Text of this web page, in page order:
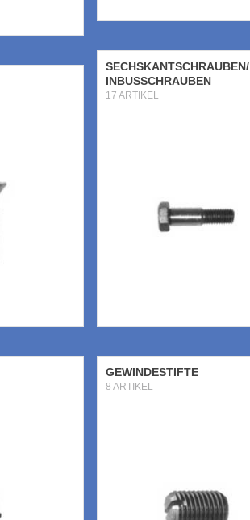
SECHSKANTSCHRAUBEN/
INBUSSCHRAUBEN
17 ARTIKEL
GEWINDESTIFTE
8 ARTIKEL